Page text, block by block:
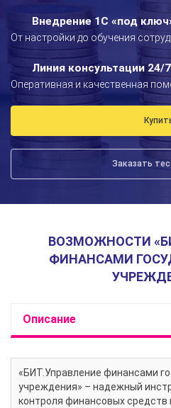
Внедрение 1С «под
От настройки до обучения
Линия консультации 24/7
Оперативная и качественная
Заказать
ВОЗМОЖНОСТИ
ФИНАНСАМИ
Описание
«БИТ.Управление финансами
учреждения» – надежный
контроля финансовых средств